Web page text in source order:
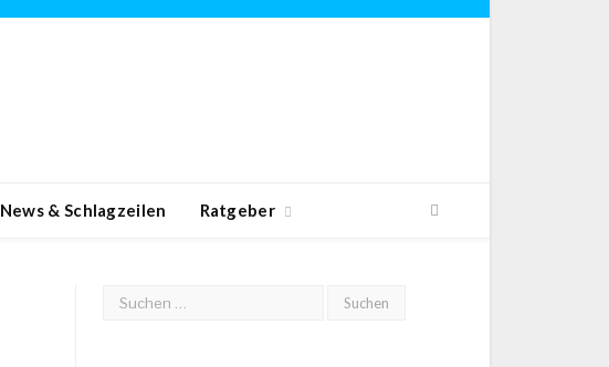
News & Schlagzeilen Ratgeber